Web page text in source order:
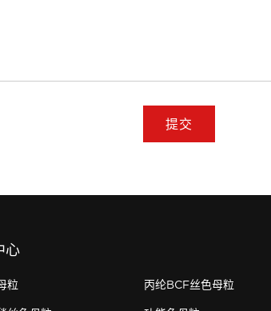
提交
心
粒 丙纶BCF丝色母粒